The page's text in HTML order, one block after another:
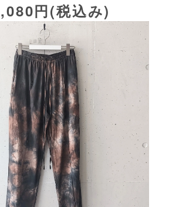
円(税込み)